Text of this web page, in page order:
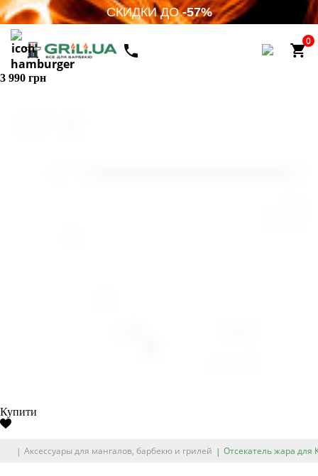
СКИДКИ ДО-57%
0
3 990 грн
Купити
Аксессуары для мангалов, барбекю и грилей Отсекатель жара для